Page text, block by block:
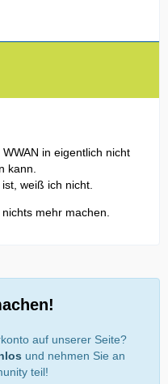
in eigentlich nicht
kann.
weiß ich nicht.
mehr machen.
auf unserer Seite?
und nehmen Sie an
teil!